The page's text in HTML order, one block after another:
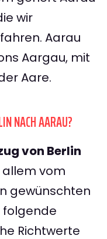
wir
Aarau
Aargau, mit
Aare.
NACH AARAU?
von Berlin
vom
gewünschten
folgende
Richtwerte